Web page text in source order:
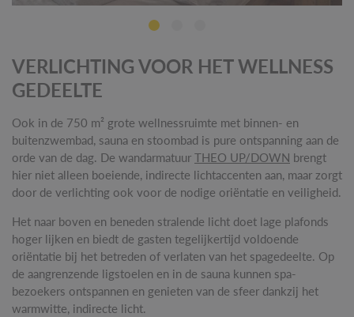
VERLICHTING VOOR HET WELLNESS
GEDEELTE
Ook in de 750 m² grote wellnessruimte met binnen- en
buitenzwembad, sauna en stoombad is pure ontspanning aan de
orde van de dag. De wandarmatuur THEO UP/DOWN brengt
hier niet alleen boeiende, indirecte lichtaccenten aan, maar zorgt
door de verlichting ook voor de nodige oriëntatie en veiligheid.
Het naar boven en beneden stralende licht doet lage plafonds
hoger lijken en biedt de gasten tegelijkertijd voldoende
oriëntatie bij het betreden of verlaten van het spagedeelte. Op
de aangrenzende ligstoelen en in de sauna kunnen spa-
bezoekers ontspannen en genieten van de sfeer dankzij het
warmwitte, indirecte licht.